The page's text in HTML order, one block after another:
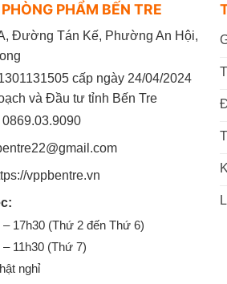
PHẨM BẾN TRE
Đường Tán Kế, Phường An Hội,
cấp ngày 24/04/2024
và Đầu tư tỉnh Bến Tre
0869.03.9090
vppbentre.vn
– 17h30 (Thứ 2 đến Thứ 6)
– 11h30 (Thứ 7)
nghỉ